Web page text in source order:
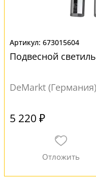
673015604
Подвесной
DeMarkt (Германия)
5 220 ₽